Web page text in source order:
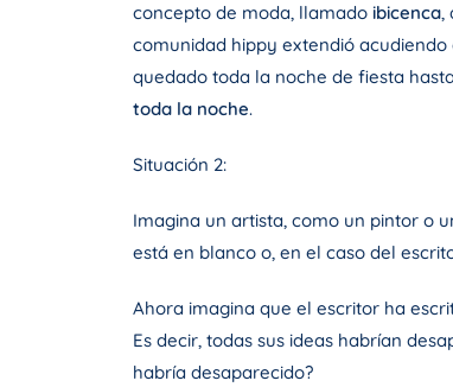
concepto de moda, llamado ibicenca,
comunidad hippy extendió acudiendo
quedado toda la noche de fiesta
toda la noche.
Situación 2:
Imagina un artista, como un pintor o
está en blanco o, en el caso del
Ahora imagina que el escritor ha
Es decir, todas sus ideas habrían
habría desaparecido?